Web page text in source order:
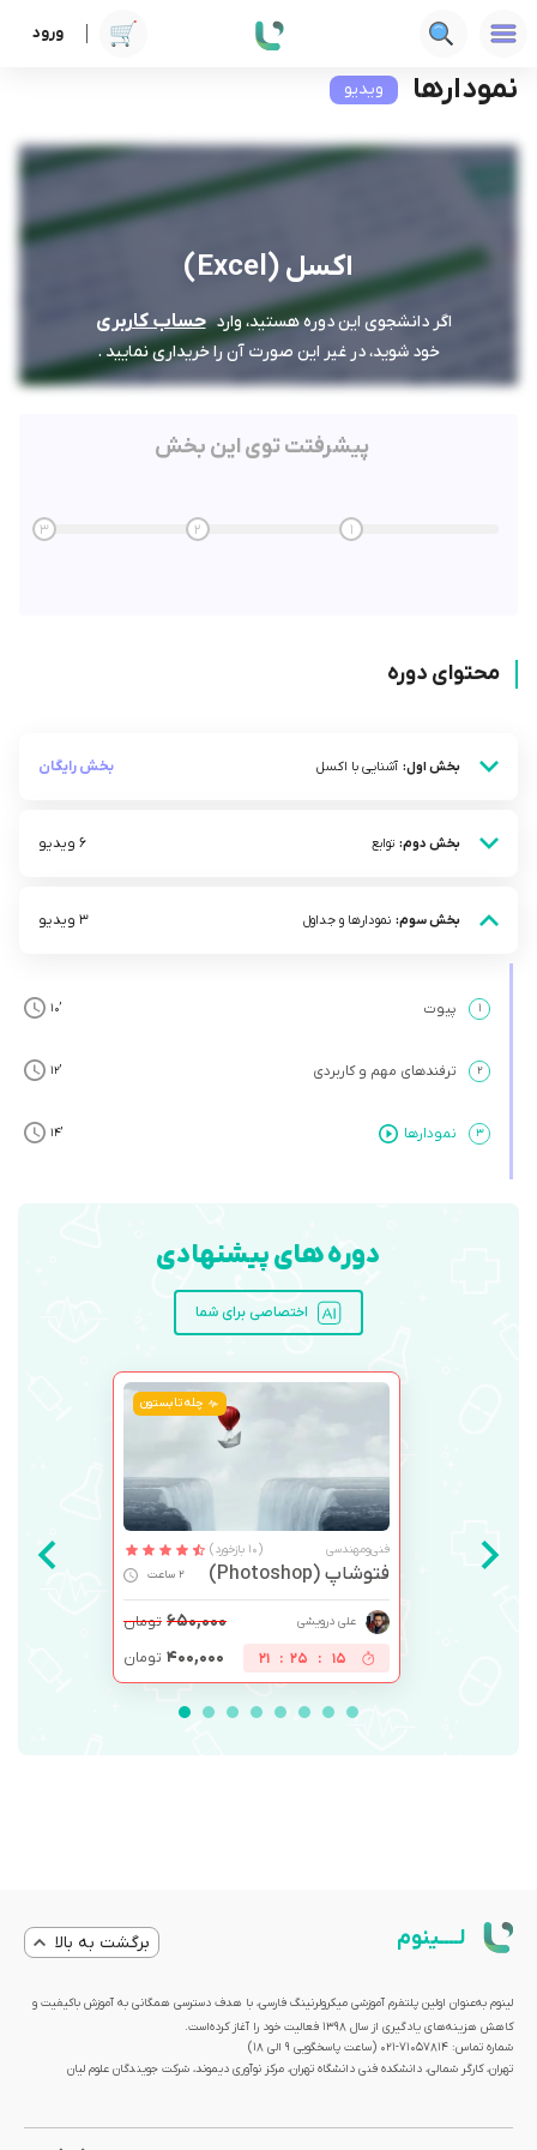
ورود دوره ها فنی‌ومهندسی نمودارها
نمودارها ویدیو
اکسل (Excel)
اگر دانشجوی این دوره هستید، وارد حساب کاربری
خود شوید، در غیر این صورت آن را خریداری نمایید .
پیشرفتت توی این بخش
1
2
3
محتوای دوره
بخش اول: آشنایی با اکسل بخش رایگان
بخش دوم: توابع 6 ویدیو
بخش سوم: نمودار‌ها و جداول 3 ویدیو
۱ پیوت ’10
۲ ترفندهای مهم و کاربردی ’12
۳ نمودارها ’14
دوره های پیشنهادی
اختصاصی برای شما
چله تابستون
فنی‌ومهندسی (10 بازخورد)
فتوشاپ (Photoshop) 2 ساعت
علی درویشی ۶۵۰,۰۰۰ تومان
15
:
25
:
21 ۴۰۰,۰۰۰ تومان
لــــینوم برگشت به بالا
لینوم به‌عنوان اولین پلتفرم آموزشی میکرولرنینگ فارسی، با هدف دسترسی همگانی به آموزش باکیفیت و
کاهش هزینه‌های یادگیری از سال 1398 فعالیت خود را آغاز کرده‌است.
شماره تماس: 71057814-021 (ساعت پاسخگویی ۹ الی ۱۸)
تهران، کارگر شمالی، دانشکده فنی دانشگاه تهران، مرکز نوآوری دیموند، شرکت جویندگان علوم لیان